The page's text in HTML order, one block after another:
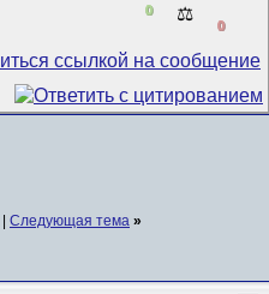
0 ⚖️
0
Следующая тема »